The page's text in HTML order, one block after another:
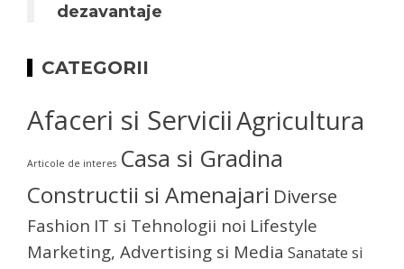
dezavantaje
CATEGORII
Afaceri si ServiciiAgricultura
Articole de interes Casa si Gradina
Constructii si Amenajari Diverse
Fashion IT si Tehnologii noi Lifestyle
Marketing, Advertising si Media Sanatate si